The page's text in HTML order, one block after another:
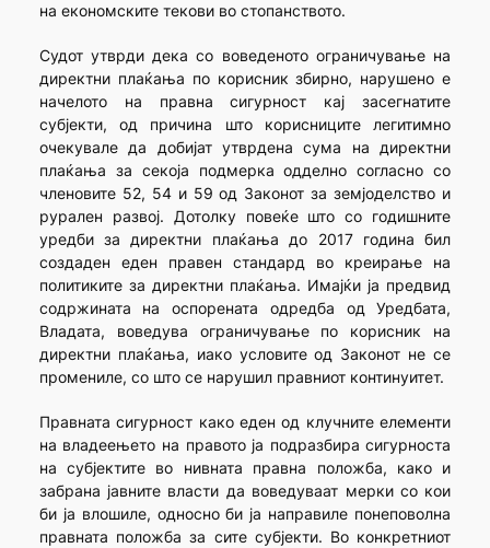
на економските текови во стопанството.
Судот утврди дека со воведеното ограничување на
директни плаќања по корисник збирно, нарушено е
начелото на правна сигурност кај засегнатите
субјекти, од причина што корисниците легитимно
очекувале да добијат утврдена сума на директни
плаќања за секоја подмерка одделно согласно со
членовите 52, 54 и 59 од Законот за земјоделство и
рурален развој. Дотолку повеќе што со годишните
уредби за директни плаќања до 2017 година бил
создаден еден правен стандард во креирање на
политиките за директни плаќања. Имајќи ја предвид
содржината на оспорената одредба од Уредбата,
Владата, воведува ограничување по корисник на
директни плаќања, иако условите од Законот не се
промениле, со што се нарушил правниот континуитет.
Правната сигурност како еден од клучните елементи
на владеењето на правото ја подразбира сигурноста
на субјектите во нивната правна положба, како и
забрана јавните власти да воведуваат мерки со кои
би ја влошиле, односно би ја направиле понеповолна
правната положба за сите субјекти. Во конкретниот